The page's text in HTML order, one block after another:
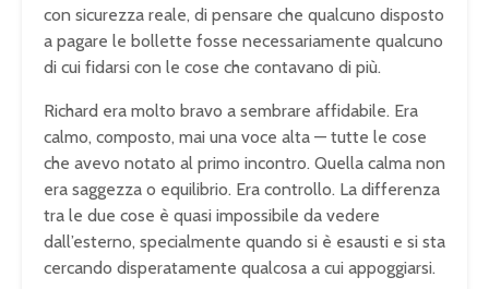
con sicurezza reale, di pensare che qualcuno disposto
a pagare le bollette fosse necessariamente qualcuno
di cui fidarsi con le cose che contavano di più.
Richard era molto bravo a sembrare affidabile. Era
calmo, composto, mai una voce alta — tutte le cose
che avevo notato al primo incontro. Quella calma non
era saggezza o equilibrio. Era controllo. La differenza
tra le due cose è quasi impossibile da vedere
dall’esterno, specialmente quando si è esausti e si sta
cercando disperatamente qualcosa a cui appoggiarsi.